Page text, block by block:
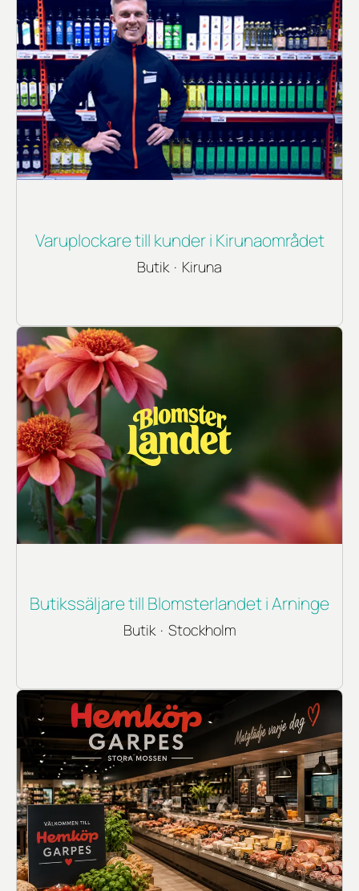
Varuplockare till kunder i Kirunaområdet
Butik · Kiruna
Butikssäljare till Blomsterlandet i Arninge
Butik · Stockholm